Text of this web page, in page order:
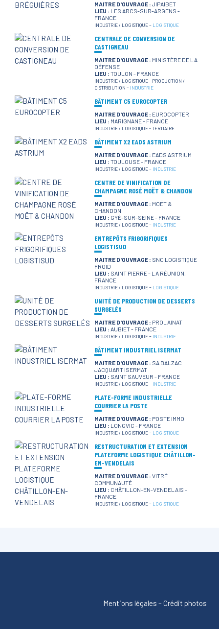
MAITRE D'OUVRAGE : JIPAIBET
LIEU : LES ARCS-SUR-ARGENS -
FRANCE
INDUSTRIE / LOGISTIQUE- LOGISTIQUE
CENTRALE DE CONVERSION DE
CASTIGNEAU
MAITRE D'OUVRAGE : MINISTÈRE DE LA
DÉFENSE
LIEU : TOULON - FRANCE
INDUSTRIE / LOGISTIQUE- PRODUCTION /
DISTRIBUTION - INDUSTRIE
BÂTIMENT C5 EUROCOPTER
MAITRE D'OUVRAGE : EUROCOPTER
LIEU : MARIGNANE - FRANCE
INDUSTRIE / LOGISTIQUE-TERTIAIRE
BÂTIMENT X2 EADS ASTRIUM
MAITRE D'OUVRAGE : EADS ASTRIUM
LIEU : TOULOUSE - FRANCE
INDUSTRIE / LOGISTIQUE- INDUSTRIE
CENTRE DE VINIFICATION DE
CHAMPAGNE ROSÉ MOËT & CHANDON
MAITRE D'OUVRAGE : MOËT &
CHANDON
LIEU : GYÉ-SUR-SEINE - FRANCE
INDUSTRIE / LOGISTIQUE- INDUSTRIE
ENTREPÔTS FRIGORIFIQUES
LOGISTISUD
MAITRE D'OUVRAGE : SNC LOGISTIQUE
FROID
LIEU : SAINT PIERRE - LA RÉUNION,
FRANCE
INDUSTRIE / LOGISTIQUE- LOGISTIQUE
UNITÉ DE PRODUCTION DE DESSERTS
SURGELÉS
MAITRE D'OUVRAGE : PROLAINAT
LIEU : AUBIET - FRANCE
INDUSTRIE / LOGISTIQUE- INDUSTRIE
BÂTIMENT INDUSTRIEL ISERMAT
MAITRE D'OUVRAGE : SA BALZAC
JACQUART ISERMAT
LIEU : SAINT SAUVEUR - FRANCE
INDUSTRIE / LOGISTIQUE- INDUSTRIE
PLATE-FORME INDUSTRIELLE
COURRIER LA POSTE
MAITRE D'OUVRAGE : POSTE IMMO
LIEU : LONGVIC - FRANCE
INDUSTRIE / LOGISTIQUE- LOGISTIQUE
RESTRUCTURATION ET EXTENSION
PLATEFORME LOGISTIQUE CHÂTILLON-
EN-VENDELAIS
MAITRE D'OUVRAGE : VITRÉ
COMMUNAUTÉ
LIEU : CHÂTILLON-EN-VENDELAIS -
FRANCE
INDUSTRIE / LOGISTIQUE- LOGISTIQUE
Mentions légales –Crédit photos